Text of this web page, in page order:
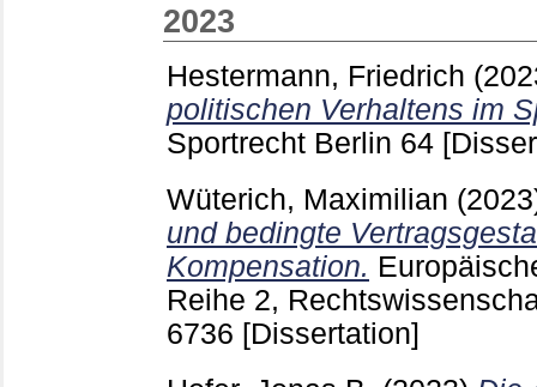
2023
Hestermann, Friedrich
politischen Verhaltens im
Sportrecht Berlin 64
Wüterich, Maximilian
und bedingte
Kompensation.
Reihe 2,
6736 [Dissertation]